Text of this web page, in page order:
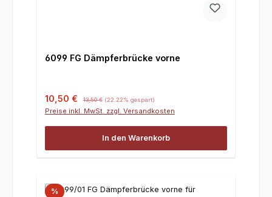
6099 FG Dämpferbrücke vorne
Verkaufspreis:
10,50 € 13,50 € (22.22% gespart)
Preise inkl. MwSt. zzgl. Versandkosten
In den Warenkorb
%